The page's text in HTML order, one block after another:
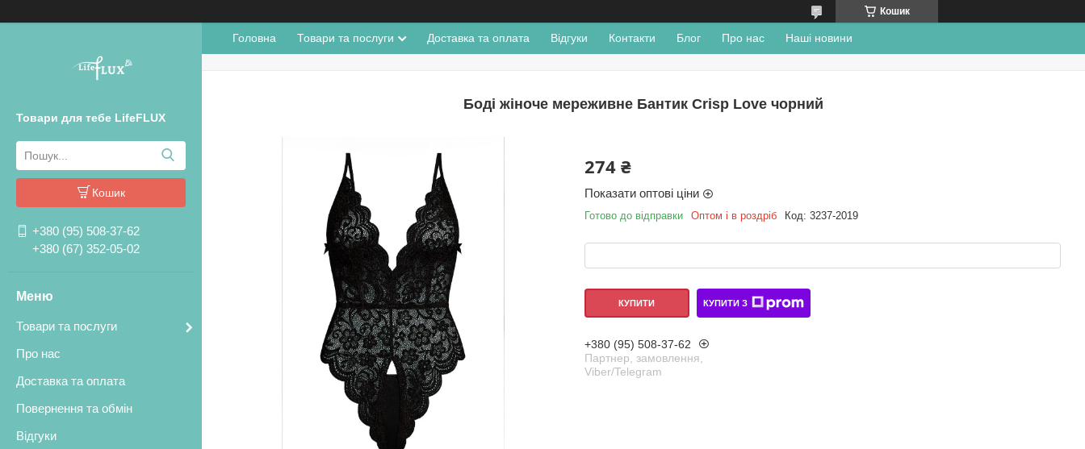
Кошик
Товари для тебе LifeFLUX
Кошик
+380 (95) 508-37-62
+380 (67) 352-05-02
Товари та послуги
Про нас
Доставка та оплата
Повернення та обмін
Відгуки
Головна Товари та послуги Доставка та оплата Відгуки Контакти Блог Про нас Наші новини
Боді жіноче мереживне Бантик Crisp Love чорний
274 ₴
Показати оптові ціни
Готово до відправки Оптом і в роздріб Код: 3237-2019
КУПИТИ КУПИТИ З
+380 (95) 508-37-62
Партнер, замовлення,
Viber/Telegram